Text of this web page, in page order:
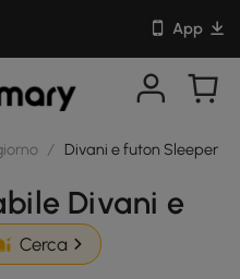
App
/ Divani e futon Sleeper
Divani e
Cerca